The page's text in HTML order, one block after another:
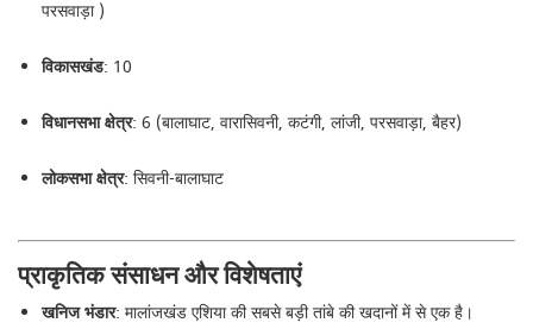
परसवाड़ा )
विकासखंड: 10
विधानसभा क्षेत्र: 6 (बालाघाट, वारासिवनी, कटंगी, लांजी, परसवाड़ा, बैहर)
लोकसभा क्षेत्र: सिवनी-बालाघाट
प्राकृतिक संसाधन और विशेषताएं
खनिज भंडार: मालांजखंड एशिया की सबसे बड़ी तांबे की खदानों में से एक है।